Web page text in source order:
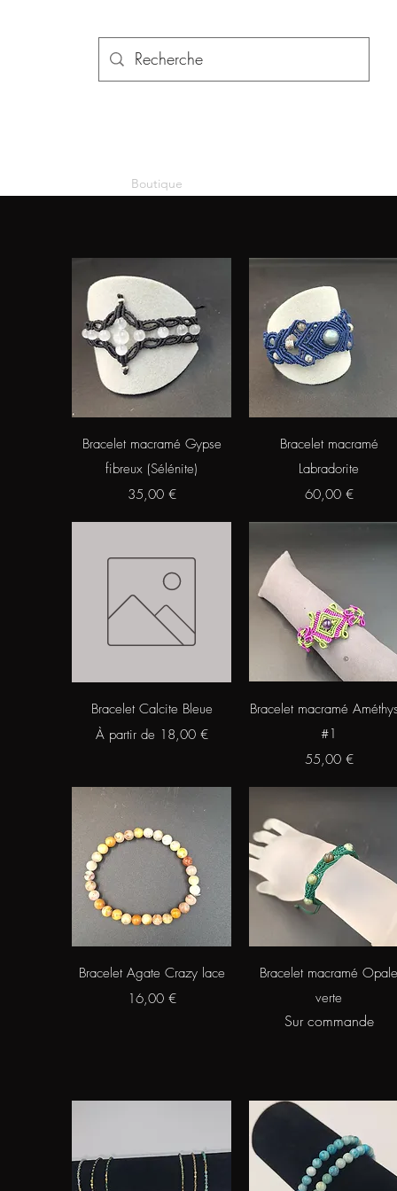
Boutique
Aperçu rapide
Bracelet macramé Gypse
fibreux (Sélénite)
Prix
35,00 €
Aperçu rapide
Bracelet macramé
Labradorite
Prix
60,00 €
Aperçu rapide
Bracelet Calcite Bleue
À partir de 18,00 €
Prix promotionnel
Aperçu rapide
Bracelet macramé
#1
Prix
55,00 €
Aperçu rapide
Bracelet Agate Crazy lace
Prix
16,00 €
Aperçu rapide
Bracelet macramé Opale
verte
Sur commande